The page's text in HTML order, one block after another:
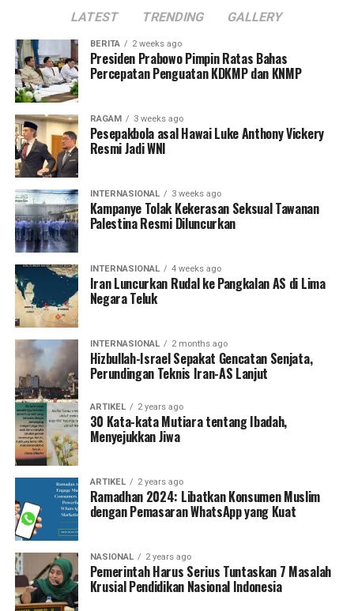
LATEST TRENDING GALLERY
BERITA 2 weeks ago
Presiden Prabowo Pimpin Ratas Bahas
Percepatan Penguatan KDKMP dan KNMP
RAGAM 3 weeks ago
Pesepakbola asal Hawai Luke Anthony Vickery
Resmi Jadi WNI
INTERNASIONAL 3 weeks ago
Kampanye Tolak Kekerasan Seksual Tawanan
Palestina Resmi Diluncurkan
INTERNASIONAL 4 weeks ago
Iran Luncurkan Rudal ke Pangkalan AS di Lima
Negara Teluk
INTERNASIONAL 2 months ago
Hizbullah-Israel Sepakat Gencatan Senjata,
Perundingan Teknis Iran-AS Lanjut
ARTIKEL 2 years ago
30 Kata-kata Mutiara tentang Ibadah,
Menyejukkan Jiwa
ARTIKEL 2 years ago
Ramadhan 2024: Libatkan Konsumen Muslim
dengan Pemasaran WhatsApp yang Kuat
NASIONAL 2 years ago
Pemerintah Harus Serius Tuntaskan 7 Masalah
Krusial Pendidikan Nasional Indonesia